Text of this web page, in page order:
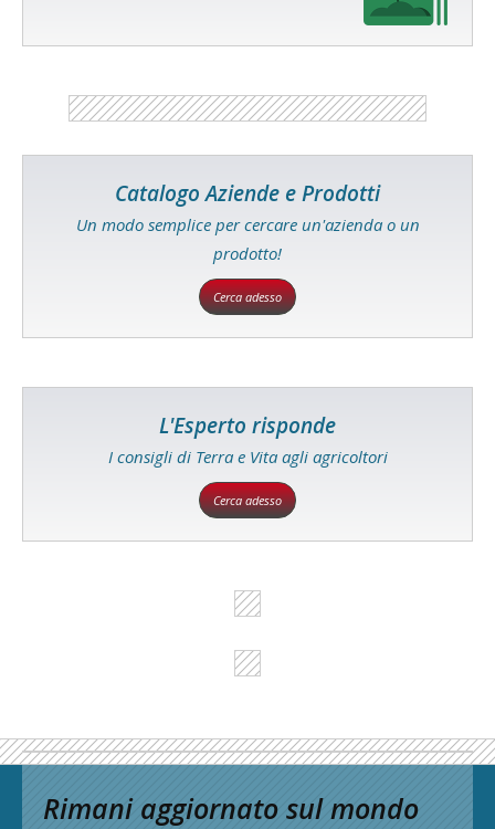
Catalogo Aziende e Prodotti
Un modo semplice per cercare un'azienda o un
prodotto!
Cerca adesso
L'Esperto risponde
I consigli di Terra e Vita agli agricoltori
Cerca adesso
Rimani aggiornato sul mondo